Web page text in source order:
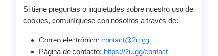
Si tiene preguntas o inquietudes sobre nuestro uso de
cookies, comuníquese con nosotros a través de:
Correo electrónico: contact@2u.gg
Página de contacto: https://2u.gg/contact